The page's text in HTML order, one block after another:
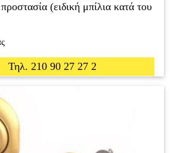
(ειδική μπίλια κατά του
Τηλ. 210 90 27 27 2